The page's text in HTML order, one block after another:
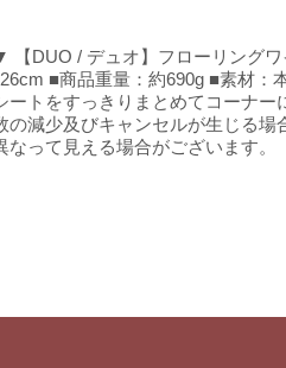
/ デュオ】フローリングワイ
■商品重量：約690g ■素材
トをすっきりまとめてコーナ
減少及びキャンセルが生じる場
って見える場合がございます。